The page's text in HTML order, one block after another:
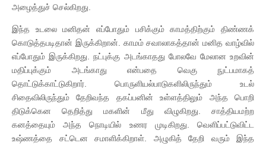
அழைத்துச் செல்கிறது.
இந்த உடலை மனிதன் எப்போதும் பசிக்கும் காமத்திற்கும் திண்ணக்
கொடுத்தபடிதான் இருக்கிறான். காமம் சவாலாகத்தான் மனித வாழ்வில்
எப்போதும் இருக்கிறது. நட்புக்கு அடங்காதது போலவே மேலான உறவின்
மதிப்புக்கும் அடங்காது என்பதை வெகு நுட்பமாகத்
தொட்டுக்காட்டுகிறார். பொருளியல்பாடுகளிலிருந்தும் உடல்
சிதைவிலிருந்தும் தேறிவந்த தகப்பனின் உள்ளத்திலும் அந்த பொறி
திடுக்கென தெறித்து மகளின் மீது விழுகிறது. சாத்தியமற்ற
கனத்தையும் அந்த நொடியில் உணர முடிகிறது. வெளிப்பட்டுவிட்ட
உஷ்ணத்தை சட்டென சமாளிக்கிறாள். அழுகித் தேறி வரும் இந்த